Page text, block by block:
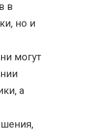
в
но и
могут
а